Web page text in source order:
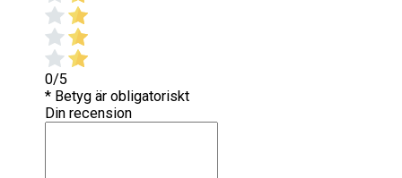
0/5
* Betyg är obligatoriskt
Din recension